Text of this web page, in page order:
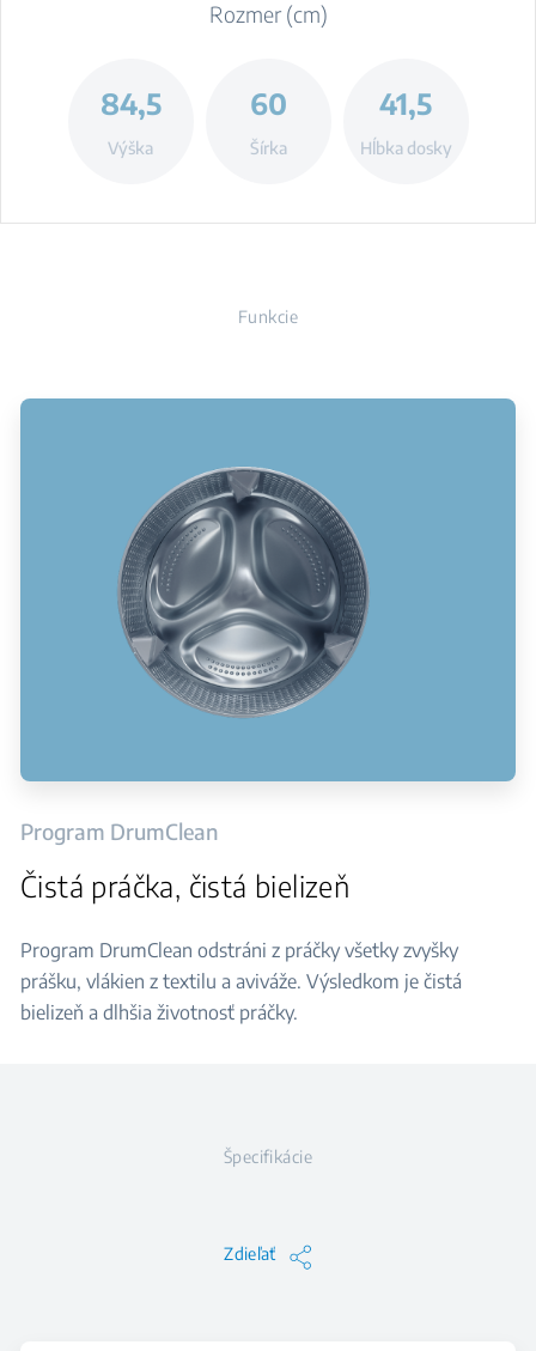
Rozmer (cm)
84,5
Výška
60
Šírka
41,5
Hĺbka dosky
Funkcie
Program DrumClean
Čistá práčka, čistá bielizeň
Program DrumClean odstráni z práčky všetky zvyšky
prášku, vlákien z textilu a aviváže. Výsledkom je čistá
bielizeň a dlhšia životnosť práčky.
Špecifikácie
Zdieľať